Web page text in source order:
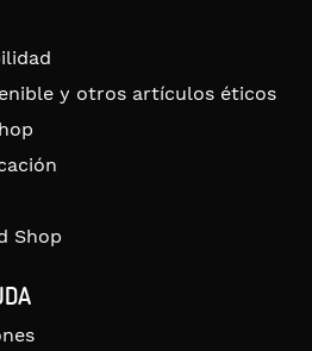
y otros artículos éticos
Shop